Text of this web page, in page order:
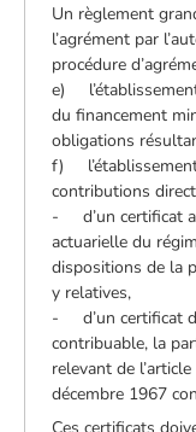
Un règlement
l’agrément par
procédure
e)
du financement
obligations
f)
contributions
- d’un certificat
actuarielle du
dispositions de la
y relatives,
- d’un certificat
contribuable, la
relevant de
décembre 1967
Ces certificats